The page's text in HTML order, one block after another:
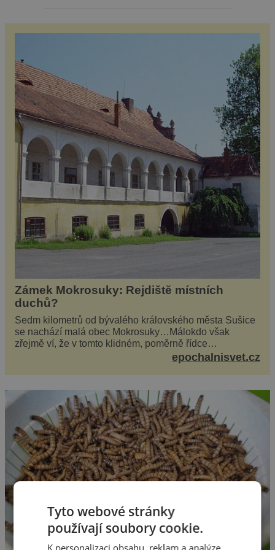
Můj rozcestník. Podklady připravili neurologové a
Zámek Mokrosuky: Rejdiště místních
duchů?
Sedm kilometrů od bývalého královského města Sušice
se nachází malá obec Mokrosuky…Málokdo však
zřejmě ví, že v tomto klidném, poměrně řídce
navštěvovaném koutu vesnické Šumavy se nachází
epochalnisvet.cz
Tyto webové stránky
používají soubory cookie.
K personalizaci obsahu, reklam a analýze